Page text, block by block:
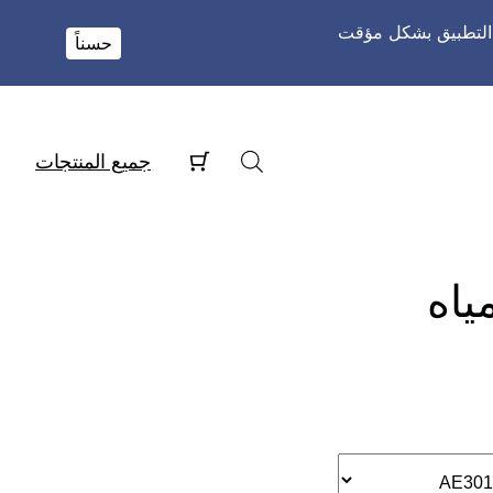
جميع المنتجات
التطبيق بشكل مؤقت حسناً